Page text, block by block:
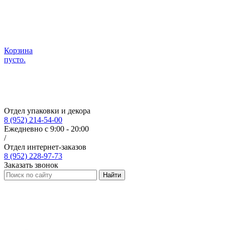
Корзина
пусто.
Отдел упаковки и декора
8 (952) 214-54-00
Ежедневно с 9:00 - 20:00
/
Отдел интернет-заказов
8 (952) 228-97-73
Заказать звонок
Найти